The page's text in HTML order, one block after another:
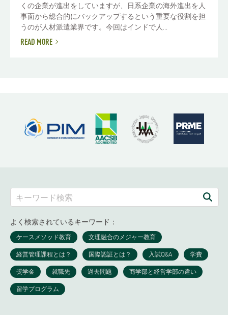
くの企業が進出をしていますが、日系企業の海外進出を人
事面から総合的にバックアップするという重要な役割を担
うのが人材派遣業界です。今回はインドで人...
READ MORE
よく検索されているキーワード：